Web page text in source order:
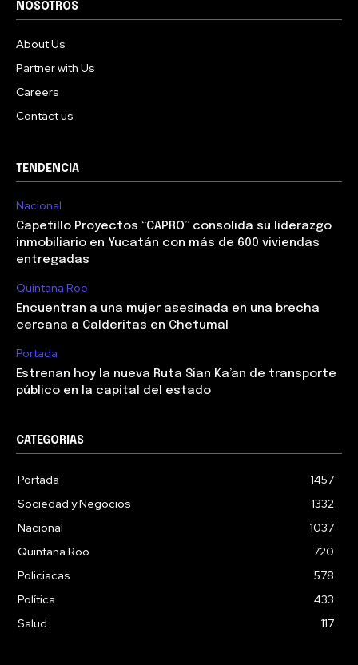
NOSOTROS
About Us
Partner with Us
Careers
Contact us
TENDENCIA
Nacional
Capetillo Proyectos “CAPRO” consolida su liderazgo
inmobiliario en Yucatán con más de 600 viviendas
entregadas
Quintana Roo
Encuentran a una mujer asesinada en una brecha
cercana a Calderitas en Chetumal
Portada
Estrenan hoy la nueva Ruta Sian Ka’an de transporte
público en la capital del estado
CATEGORIAS
Portada
1457
Sociedad y Negocios
1332
Nacional
1037
Quintana Roo
720
Policiacas
578
Política
433
Salud
117